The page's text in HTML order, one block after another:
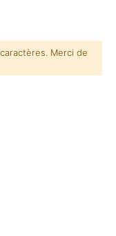
Merci de